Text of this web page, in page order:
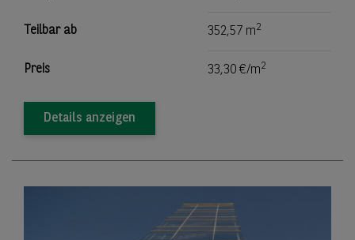
Teilbar ab 352,57 m2
Preis 33,30 €/m2
Details anzeigen